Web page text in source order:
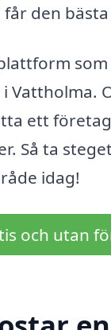
den
som
ett
Så ta
idag!
och utan